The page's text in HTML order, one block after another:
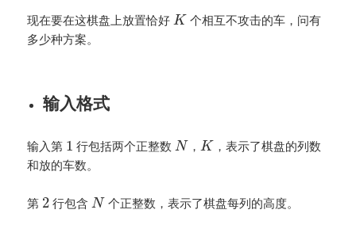
现在要在这棋盘上放置恰好 K 个相互不攻击的车，问有
多少种方案。
输入格式
输入第 1 行包括两个正整数 N ， K ，表示了棋盘的列数
和放的车数。
第 2 行包含 N 个正整数，表示了棋盘每列的高度。